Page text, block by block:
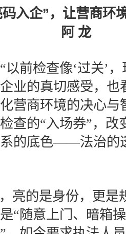
码入企”，让营商环
阿 龙
检查像‘过关’，
业的真切感受，也
营商环境的决心与
查的“入场券”，改
的底色——法治的
的是身份，更是
“随意上门、暗箱